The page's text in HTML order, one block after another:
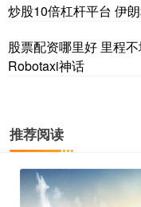
炒股10倍杠杆平台 伊
股票配资哪里好 里程
Robotaxi神话
推荐阅读